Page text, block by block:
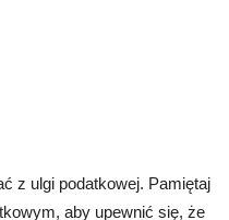
z ulgi podatkowej. Pamiętaj
aby upewnić się, że